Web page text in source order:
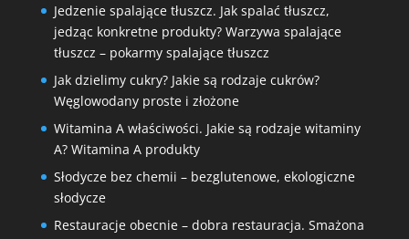
Jedzenie spalające tłuszcz. Jak spalać tłuszcz,
jedząc konkretne produkty? Warzywa spalające
tłuszcz – pokarmy spalające tłuszcz
Jak dzielimy cukry? Jakie są rodzaje cukrów?
Węglowodany proste i złożone
Witamina A właściwości. Jakie są rodzaje witaminy
A? Witamina A produkty
Słodycze bez chemii – bezglutenowe, ekologiczne
słodycze
Restauracje obecnie – dobra restauracja. Smażona